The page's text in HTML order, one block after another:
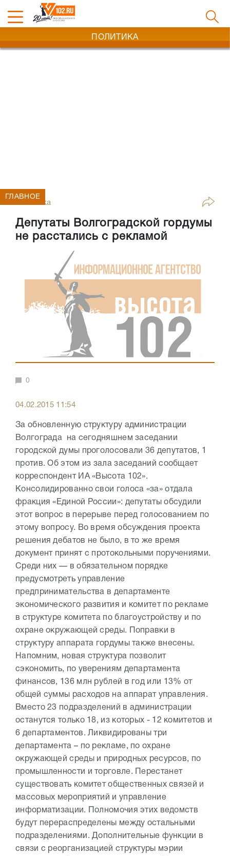
ПОЛИТИКА
Политика
Депутаты Волгоградской гордумы
не расстались с рекламой
ГЛАВНОЕ
0
04.02.2015 11:54
За обновленную структуру администрации
Волгограда на сегодняшнем заседании
городской думы проголосовали 36 депутатов, 1
против. Об этом из зала заседаний сообщает
корреспондент ИА «Высота 102».
Консолидированно свои голоса «за» отдала
фракция «Единой России»: депутаты обсудили
этот вопрос в перерыве перед голосованием по
этому вопросу. Во время обсуждения проекта
решения дебатов не было, в то же время
документ принят с протокольными поручениями.
Среди них — в обязательном порядке
предусмотреть управление
предпринимательства в департаменте
экономического развития и комитет по рекламе
в структуре комитета по благоустройству и по
охране окружающей среды. Поправки в
структуру аппарата гордумы также внесены.
Напомним, новая структура позволит
сэкономить, по уверениям департамента
финансов, 136 млн рублей в год или 13% от
общей суммы расходов на аппарат управления.
Вместо 23 подразделений в администрации
останутся только 18, из которых - 12 комитетов и
6 департаментов. Ликвидированы три
департамента – по рекламе, по охране
окружающей среды и природных ресурсов, по
промышленности и торговле. Перестанет
существовать комитет общественных связей и
массовых мероприятий и управление
информатизации. Полномочия этих ведомств
будут перераспределены между остальными
подразделениями. Дополнительные функции в
связи с реорганизацией структуры мэрии